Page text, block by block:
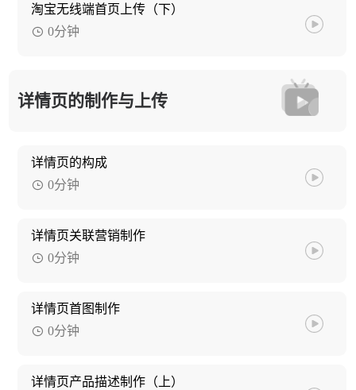
淘宝无线端首页上传（下）
0分钟
详情页的制作与上传
详情页的构成
0分钟
详情页关联营销制作
0分钟
详情页首图制作
0分钟
详情页产品描述制作（上）